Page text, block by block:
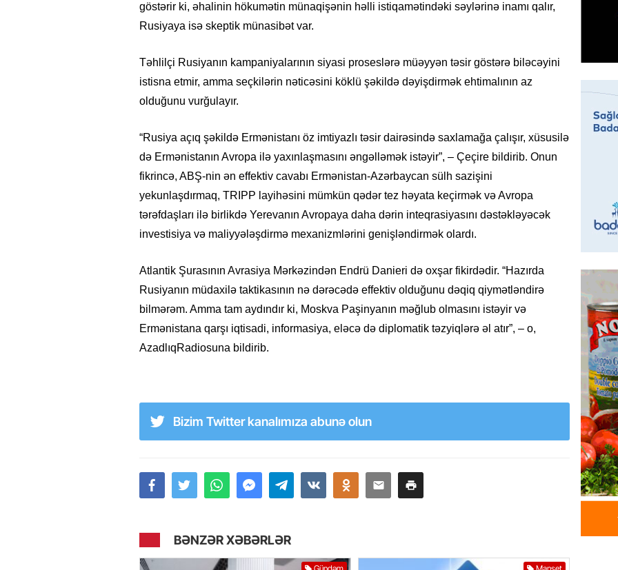
göstərir ki, əhalinin hökumətin münaqişənin həlli istiqamətindəki səylərinə inamı qalır,
Rusiyaya isə skeptik münasibət var.
Təhlilçi Rusiyanın kampaniyalarının siyasi proseslərə müəyyən təsir göstərə biləcəyini
istisna etmir, amma seçkilərin nəticəsini köklü şəkildə dəyişdirmək ehtimalının az
olduğunu vurğulayır.
“Rusiya açıq şəkildə Ermənistanı öz imtiyazlı təsir dairəsində saxlamağa çalışır, xüsusilə
də Ermənistanın Avropa ilə yaxınlaşmasını əngəlləmək istəyir”, – Çeçire bildirib. Onun
fikrincə, ABŞ-nin ən effektiv cavabı Ermənistan-Azərbaycan sülh sazişini
yekunlaşdırmaq, TRIPP layihəsini mümkün qədər tez həyata keçirmək və Avropa
tərəfdaşları ilə birlikdə Yerevanın Avropaya daha dərin inteqrasiyasını dəstəkləyəcək
investisiya və maliyyələşdirmə mexanizmlərini genişləndirmək olardı.
Atlantik Şurasının Avrasiya Mərkəzindən Endrü Danieri də oxşar fikirdədir. “Hazırda
Rusiyanın müdaxilə taktikasının nə dərəcədə effektiv olduğunu dəqiq qiymətləndirə
bilmərəm. Amma tam aydındır ki, Moskva Paşinyanın məğlub olmasını istəyir və
Ermənistana qarşı iqtisadi, informasiya, eləcə də diplomatik təzyiqlərə əl atır”, – o,
AzadlıqRadiosuna bildirib.
Bizim Twitter kanalımıza abunə olun
BƏNZƏR XƏBƏRLƏR
GÜNDƏM
ilə
ÖZƏL
GÜNDƏM
verildi
GÜNDƏM